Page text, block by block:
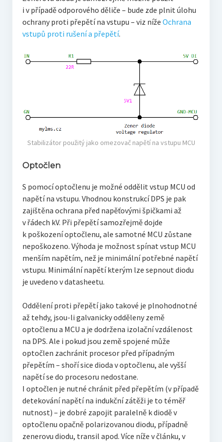
i v případě odporového děliče – bude zde plnit úlohu
ochrany proti přepětí na vstupu – viz níže Ochrana
vstupů proti rušení a přepětí.
Stabilizátor použitý jako omezovač napětí na vstupu MCU
Optočlen
S pomocí optočlenu je možné oddělit vstup MCU od
napětí na vstupu. Vhodnou konstrukcí DPS je pak
zajištěna ochrana před napěťovými špičkami až
v řádech kV. Při přepětí samozřejmě dojde
k poškození optočlenu, ale samotné MCU zůstane
nepoškozeno. Výhoda je možnost spínat vstup MCU
menším napětím, než je minimální potřebné napětí
vstupu. Minimální napětí kterým lze sepnout diodu
je uvedeno v datasheetu.
Oddělení proti přepětí jako takové je plnohodnotné
až tehdy, jsou-li galvanicky odděleny země
optočlenu a MCU a je dodržena izolační vzdálenost
na DPS. Ale i pokud jsou země spojené může
optočlen zachránit procesor před případným
přepětím – shoří sice dioda v optočlenu, ale vyšší
napětí se do procesoru nedostane.
I optočlen je nutné chránit před přepětím (v případě
detekování napětí na indukční zátěži je to téměř
nutnost) – je dobré zapojit paralelně k diodě v
optočlenu opačně polarizovanou diodu, případně
zenerovu diodu, transil apod. Více níže v článku, v